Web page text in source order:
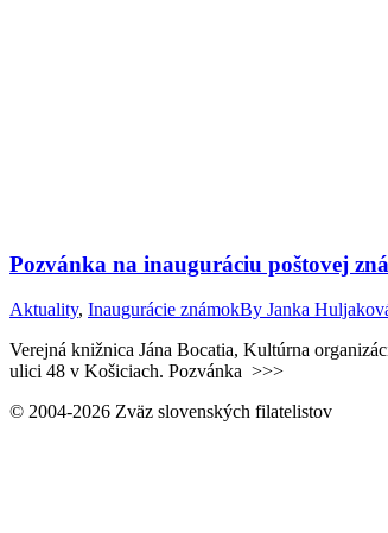
Pozvánka na inauguráciu poštovej
Aktuality, Inaugurácie známokBy Janka
Verejná knižnica Jána Bocatia, Kultúrna
ulici 48 v Košiciach. Pozvánka ˃˃˃
© 2004-2026 Zväz slovenských filatelistov